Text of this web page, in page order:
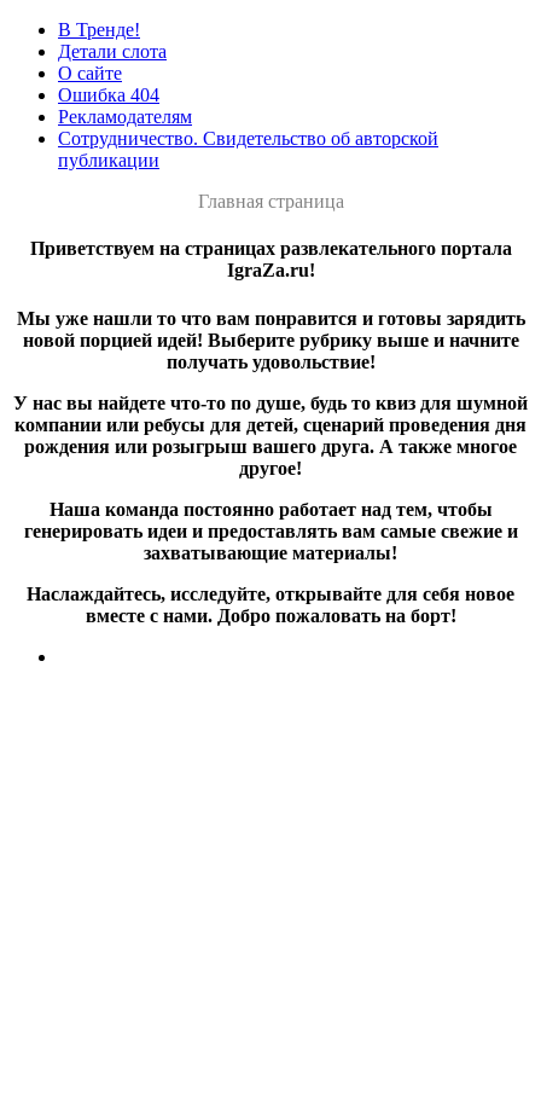
В Тренде!
Детали слота
О сайте
Ошибка 404
Рекламодателям
Сотрудничество. Свидетельство об авторской
публикации
Главная страница
Приветствуем на страницах развлекательного портала
IgraZa.ru!
Мы уже нашли то что вам понравится и готовы зарядить
новой порцией идей! Выберите рубрику выше и начните
получать удовольствие!
У нас вы найдете что-то по душе, будь то квиз для шумной
компании или ребусы для детей, сценарий проведения дня
рождения или розыгрыш вашего друга. А также многое
другое!
Наша команда постоянно работает над тем, чтобы
генерировать идеи и предоставлять вам самые свежие и
захватывающие материалы!
Наслаждайтесь, исследуйте, открывайте для себя новое
вместе с нами. Добро пожаловать на борт!